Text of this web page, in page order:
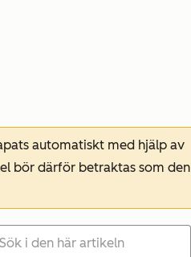
automatiskt med hjälp av
bör därför betraktas som den